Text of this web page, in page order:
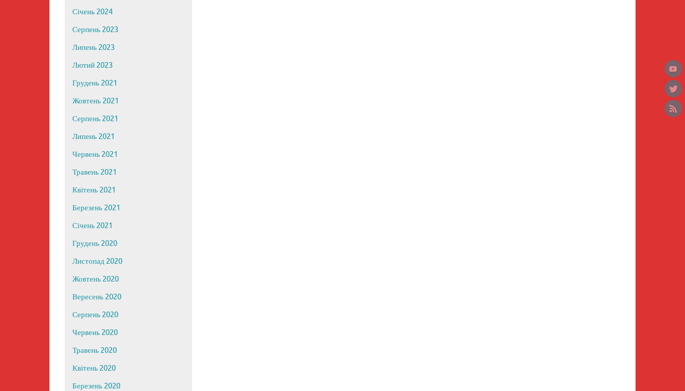
Січень 2024
Серпень 2023
Липень 2023
Лютий 2023
Грудень 2021
Жовтень 2021
Серпень 2021
Липень 2021
Червень 2021
Травень 2021
Квітень 2021
Березень 2021
Січень 2021
Грудень 2020
Листопад 2020
Жовтень 2020
Вересень 2020
Серпень 2020
Червень 2020
Травень 2020
Квітень 2020
Березень 2020